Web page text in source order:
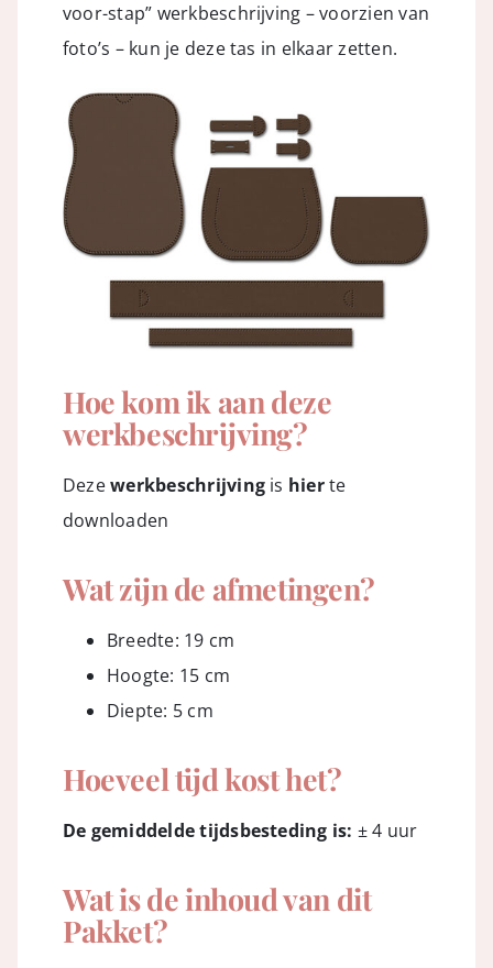
voor-stap” werkbeschrijving – voorzien van
foto’s – kun je deze tas in elkaar zetten.
Hoe kom ik aan deze
werkbeschrijving?
Dezewerkbeschrijving is hierte
downloaden
Wat zijn de afmetingen?
Breedte: 19 cm
Hoogte: 15 cm
Diepte: 5 cm
Hoeveel tijd kost het?
De gemiddelde tijdsbesteding is: ± 4 uur
Wat is de inhoud van dit
Pakket?